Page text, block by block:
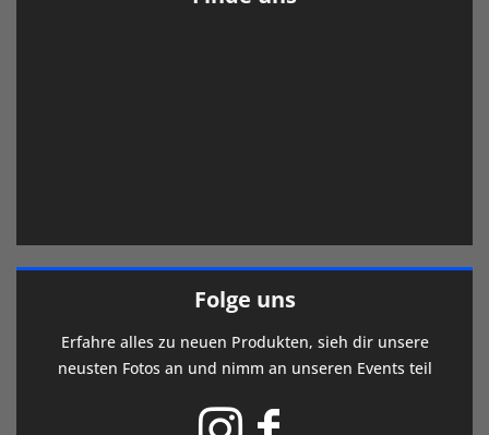
Folge uns
Erfahre alles zu neuen Produkten, sieh dir unsere
neusten Fotos an und nimm an unseren Events teil